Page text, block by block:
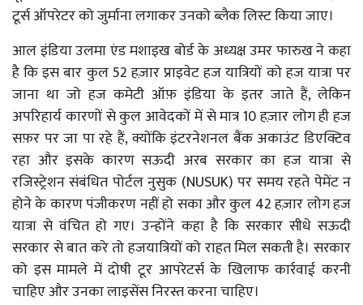
टूर्स ऑपरेटर को जुर्माना लगाकर उनको ब्लैक लिस्ट किया जाए।
आल इंडिया उलमा एंड मशाइख बोर्ड के अध्यक्ष उमर फारुख ने कहा
है कि इस बार कुल 52 हज़ार प्राइवेट हज यात्रियों को हज यात्रा पर
जाना था जो हज कमेटी ऑफ़ इंडिया के इतर जाते हैं, लेकिन
अपरिहार्य कारणों से कुल आवेदकों में से मात्र 10 हज़ार लोग ही हज
सफ़र पर जा पा रहे हैं, क्योंकि इंटरनेशनल बैंक अकाउंट डिएक्टिव
रहा और इसके कारण सऊदी अरब सरकार का हज यात्रा से
रजिस्ट्रेशन संबंधित पोर्टल नुसुक (NUSUK) पर समय रहते पेमेंट न
होने के कारण पंजीकरण नहीं हो सका और कुल 42 हज़ार लोग हज
यात्रा से वंचित हो गए। उन्होंने कहा है कि सरकार सीधे सऊदी
सरकार से बात करे तो हजयात्रियों को राहत मिल सकती है। सरकार
को इस मामले में दोषी टूर आपरेटर्स के खिलाफ कार्रवाई करनी
चाहिए और उनका लाइसेंस निरस्त करना चाहिए।